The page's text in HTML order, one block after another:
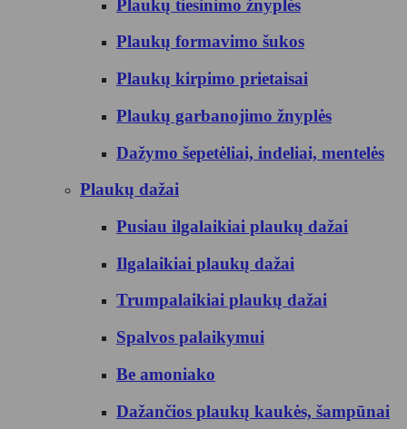
Plaukų tiesinimo žnyplės
Plaukų formavimo šukos
Plaukų kirpimo prietaisai
Plaukų garbanojimo žnyplės
Dažymo šepetėliai, indeliai, mentelės
Plaukų dažai
Pusiau ilgalaikiai plaukų dažai
Ilgalaikiai plaukų dažai
Trumpalaikiai plaukų dažai
Spalvos palaikymui
Be amoniako
Dažančios plaukų kaukės, šampūnai